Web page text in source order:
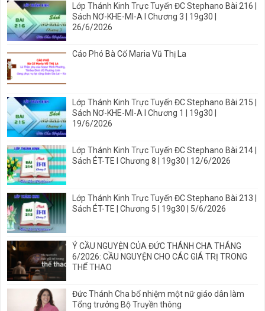
Lớp Thánh Kinh Trực Tuyến ĐC Stephano Bài 216 |
Sách NƠ-KHE-MI-A I Chương 3 | 19g30 |
26/6/2026
Cáo Phó Bà Cố Maria Vũ Thị La
Lớp Thánh Kinh Trực Tuyến ĐC Stephano Bài 215 |
Sách NƠ-KHE-MI-A I Chương 1 | 19g30 |
19/6/2026
Lớp Thánh Kinh Trực Tuyến ĐC Stephano Bài 214 |
Sách ÉT-TE I Chương 8 | 19g30 | 12/6/2026
Lớp Thánh Kinh Trực Tuyến ĐC Stephano Bài 213 |
Sách ÉT-TE | Chương 5 | 19g30 | 5/6/2026
Ý CẦU NGUYỆN CỦA ĐỨC THÁNH CHA THÁNG
6/2026: CẦU NGUYỆN CHO CÁC GIÁ TRỊ TRONG
THỂ THAO
Đức Thánh Cha bổ nhiệm một nữ giáo dân làm
Tổng trưởng Bộ Truyền thông